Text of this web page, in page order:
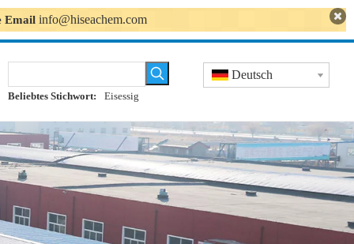
Email info@hiseachem.com
Beliebtes Stichwort: Eisessig
Deutsch